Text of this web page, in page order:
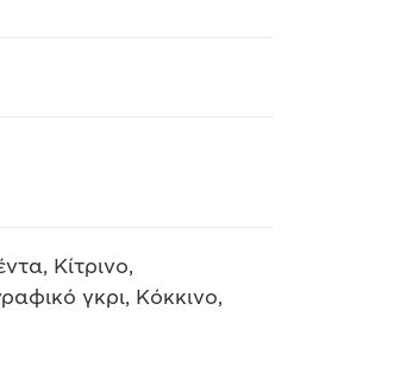
Κίτρινο,
γκρι, Κόκκινο,